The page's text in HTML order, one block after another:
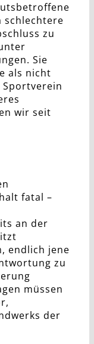
schlechtere
zu
Sie
als nicht
wir seit
fatal –
an der
endlich jene
zu
müssen
der